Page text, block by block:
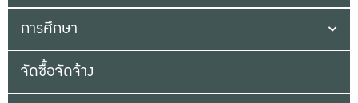
การศึกษา
จัดซื้อจัดจ้าง